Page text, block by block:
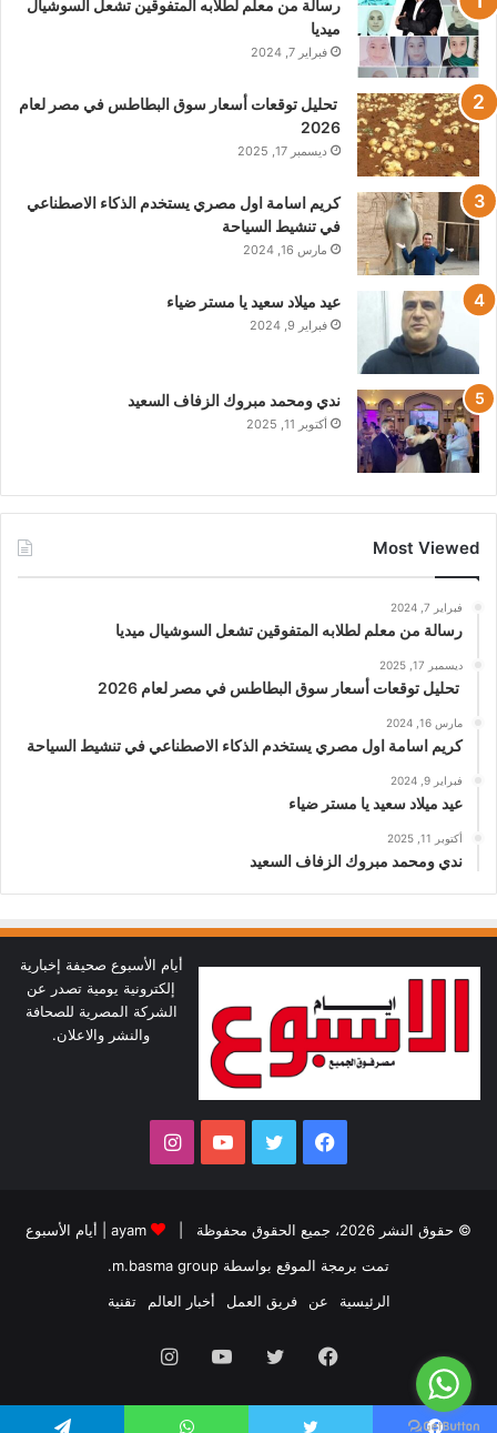
رسالة من معلم لطلابه المتفوقين تشعل السوشيال
ميديا
فبراير 7, 2024
تحليل توقعات أسعار سوق البطاطس في مصر لعام
2026
ديسمبر 17, 2025
كريم اسامة اول مصري يستخدم الذكاء الاصطناعي
في تنشيط السياحة
مارس 16, 2024
عيد ميلاد سعيد يا مستر ضياء
فبراير 9, 2024
ندي ومحمد مبروك الزفاف السعيد
أكتوبر 11, 2025
Most Viewed
فبراير 7, 2024
رسالة من معلم لطلابه المتفوقين تشعل السوشيال ميديا
ديسمبر 17, 2025
تحليل توقعات أسعار سوق البطاطس في مصر لعام 2026
مارس 16, 2024
كريم اسامة اول مصري يستخدم الذكاء الاصطناعي في تنشيط السياحة
فبراير 9, 2024
عيد ميلاد سعيد يا مستر ضياء
أكتوبر 11, 2025
ندي ومحمد مبروك الزفاف السعيد
أيام الأسبوع صحيفة إخبارية
إلكترونية يومية تصدر عن
الشركة المصرية للصحافة
والنشر والاعلان.
فيسبوك تويتر يوتيوبانستقرام
© حقوق النشر 2026، جميع الحقوق محفوظة | ayam
أيام الأسبوع
تمت برمجة الموقع بواسطة m.basma group
.
الرئيسية
عن فريق العمل أخبار العالم تقنية
فيسبوك تويتر يوتيوبانستقرام